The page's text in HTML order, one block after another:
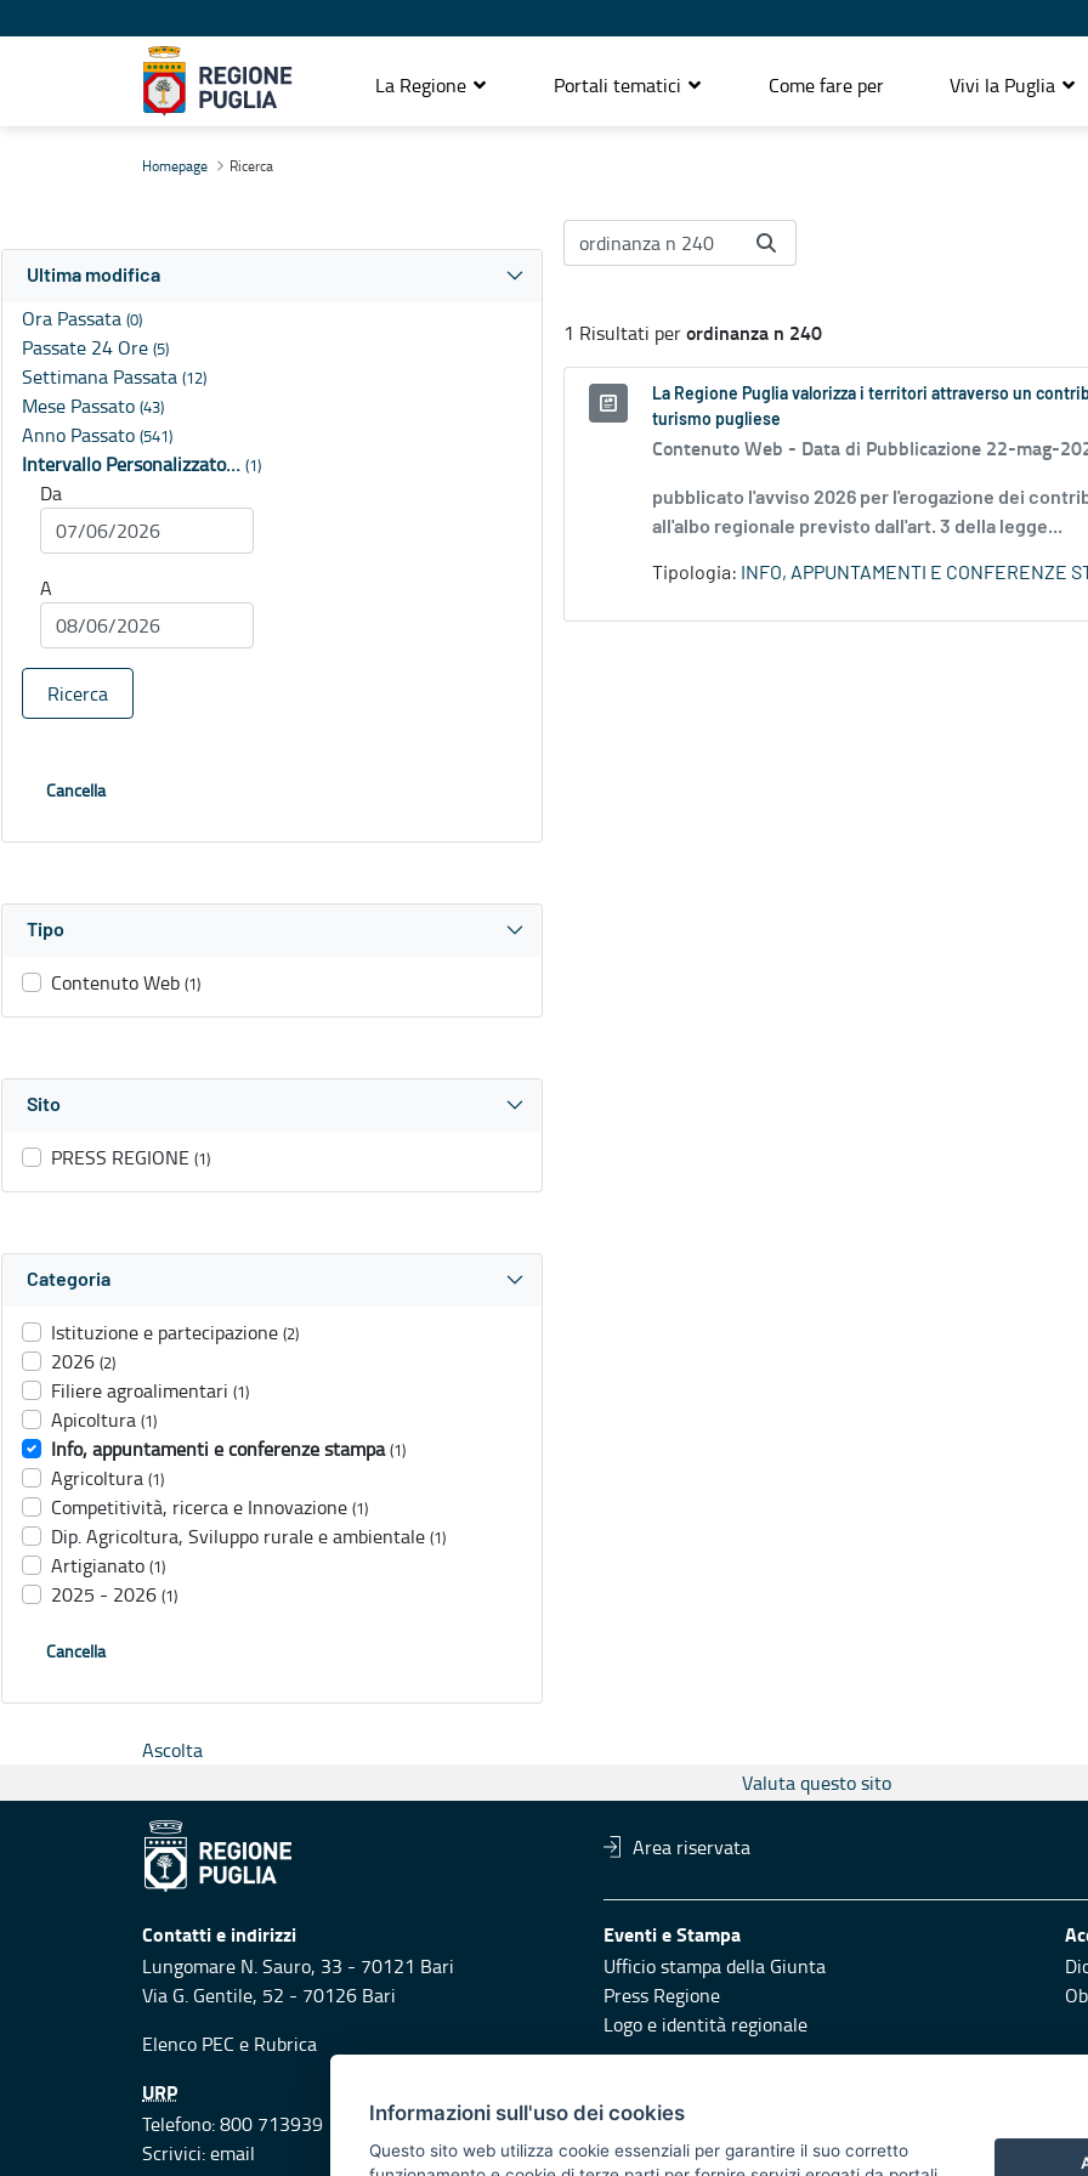
La Regione Portali tematici Come fare per Vivi la Puglia
Homepage Ricerca
Ultima modifica
Ora Passata (0)
Passate 24 Ore (5)
Settimana Passata (12)
Mese Passato (43)
Anno Passato (541)
Intervallo Personalizzato… (1)
Da
A
Ricerca
Cancella
Tipo
Contenuto Web (1)
Sito
PRESS REGIONE (1)
Categoria
Istituzione e partecipazione (2)
2026 (2)
Filiere agroalimentari (1)
Apicoltura (1)
Info, appuntamenti e conferenze stampa (1)
Agricoltura (1)
Competitività, ricerca e Innovazione (1)
Dip. Agricoltura, Sviluppo rurale e ambientale (1)
Artigianato (1)
2025 - 2026 (1)
Cancella
1 Risultati perordinanza n 240
La Regione Puglia valorizza i territori attraverso un
turismo pugliese
Contenuto Web - Data di Pubblicazione 22-mag-
pubblicato l'avviso 2026 per l'erogazione dei
all'albo regionale previsto dall'art. 3 della legge...
Tipologia: INFO, APPUNTAMENTI E CONFERENZE
Ascolta
Valuta questo sito
Area riservata
Contatti e indirizzi
Lungomare N. Sauro, 33 - 70121 Bari
Via G. Gentile, 52 - 70126 Bari
Elenco PEC e Rubrica
Eventi e Stampa
Ufficio stampa della Giunta
Press Regione
Logo e identità regionale
URP
Telefono: 800 713939
Scrivici:email
Responsabili di pubblicazione
Informazioni sull'uso dei cookies
Questo sito web utilizza cookie essenziali per garantire il suo corretto